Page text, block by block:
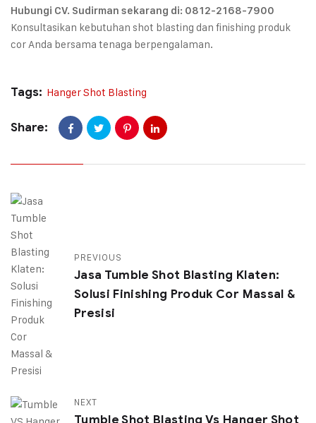
Hubungi CV. Sudirman sekarang di: 0812-2168-7900
Konsultasikan kebutuhan shot blasting dan finishing produk
cor Anda bersama tenaga berpengalaman.
Tags: Hanger Shot Blasting
Share:
PREVIOUS
Jasa Tumble Shot Blasting Klaten:
Solusi Finishing Produk Cor Massal &
Presisi
NEXT
Tumble Shot Blasting Vs Hanger Shot